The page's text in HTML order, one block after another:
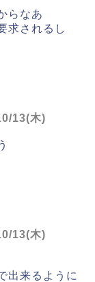
らなあ
求されるし
13(木)
13(木)
出来るように